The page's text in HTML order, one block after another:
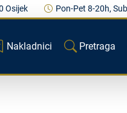
Osijek Pon-Pet 8-20h,
Nakladnici Pretraga